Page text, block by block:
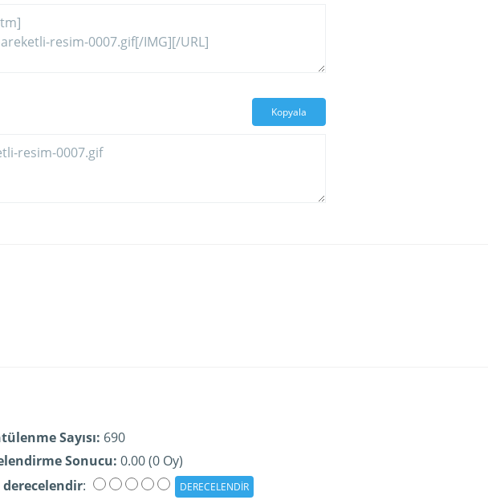
Kopyala
Sayısı: 690
Sonucu: 0.00 (0 Oy)
derecelendir: